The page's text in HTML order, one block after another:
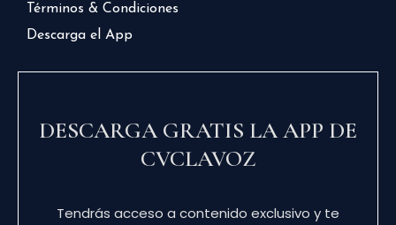
Términos & Condiciones
Descarga el App
DESCARGA GRATIS LA APP DE
CVCLAVOZ
Tendrás acceso a contenido exclusivo y te